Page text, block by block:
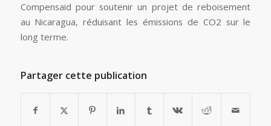
Compensaid pour soutenir un projet de reboisement
au Nicaragua, réduisant les émissions de CO2 sur le
long terme.
Partager cette publication